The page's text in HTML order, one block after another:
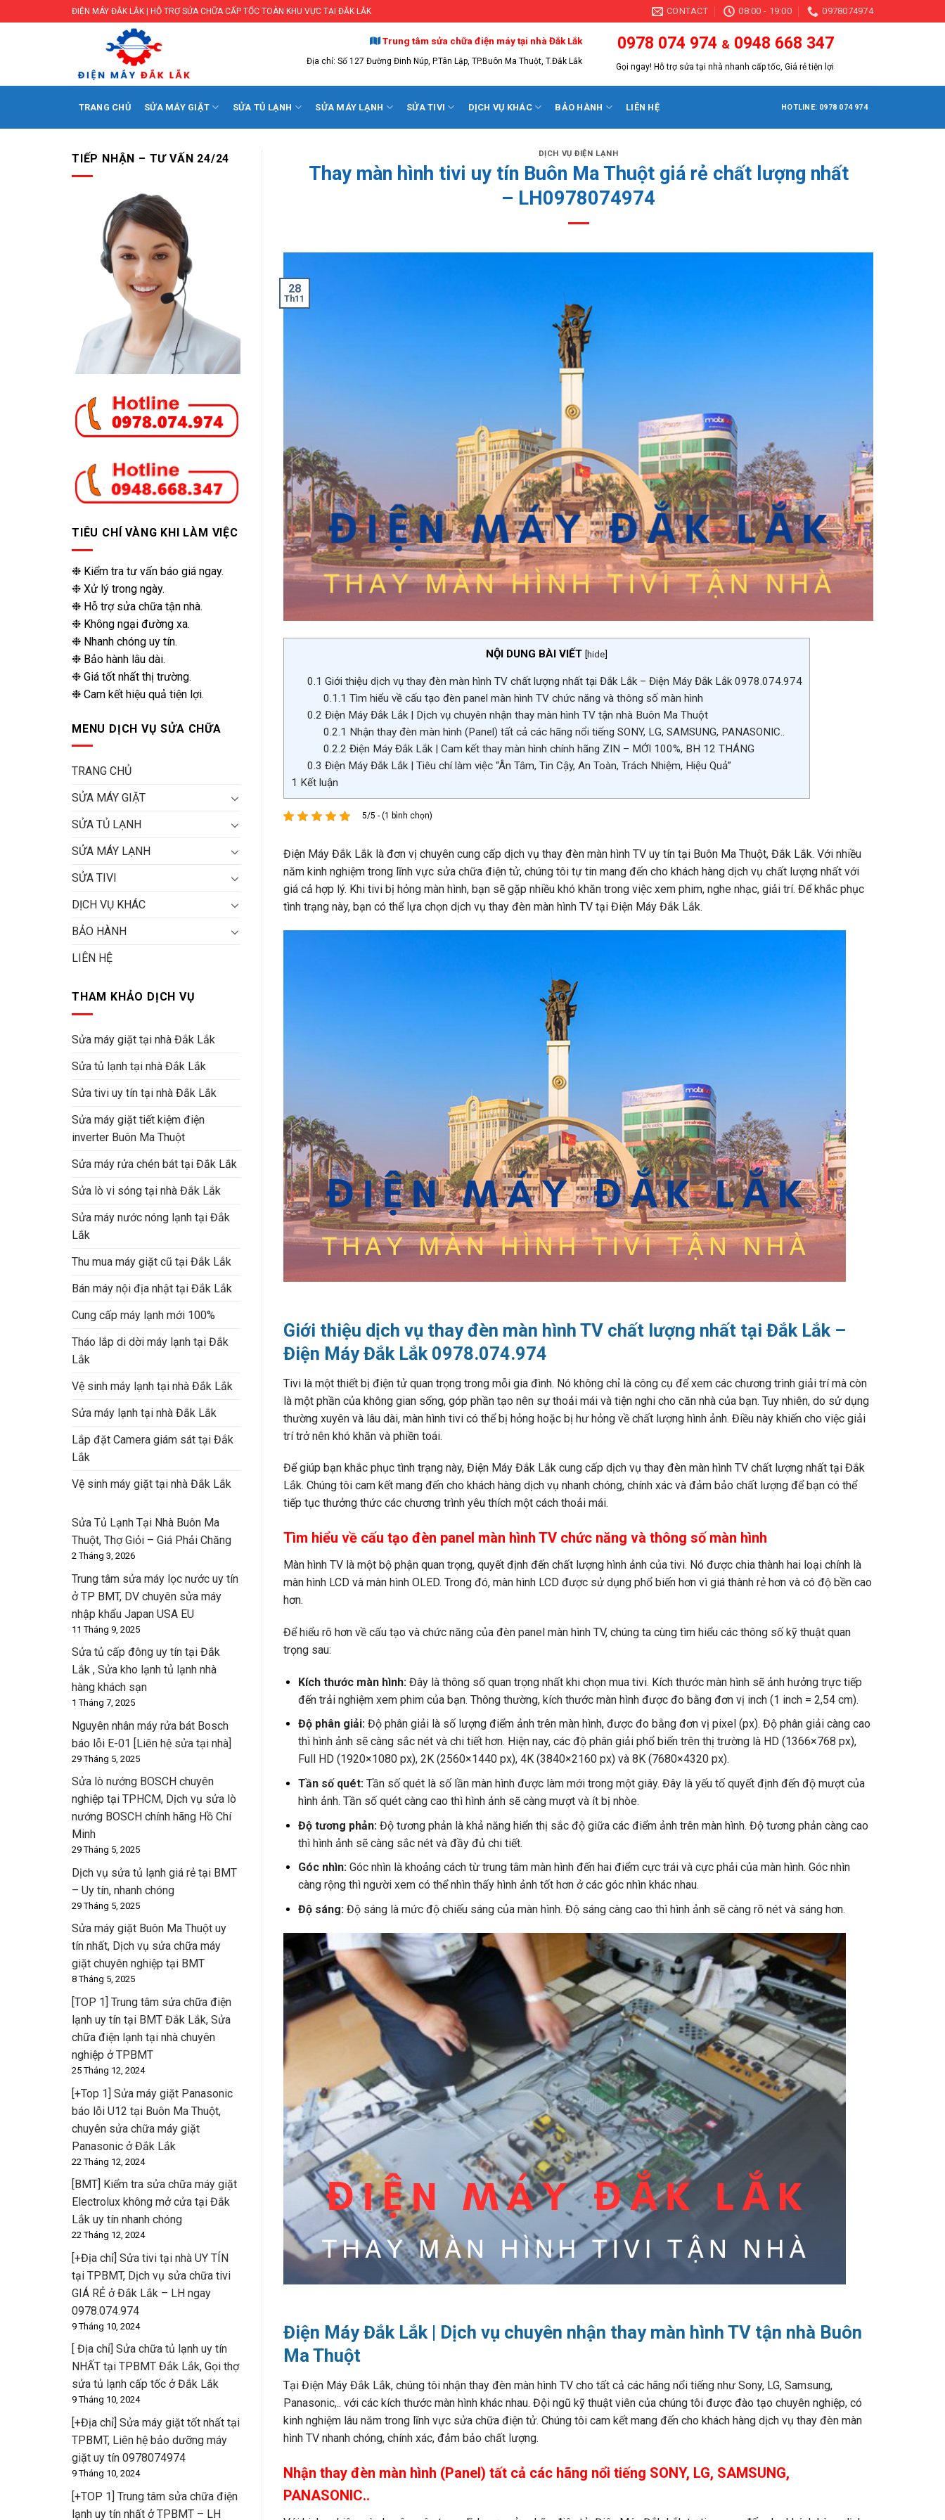
to
ĐIỆN MÁY ĐẮK LẮK | HỖ TRỢ SỬA CHỮA CẤP TỐC TOÀN KHU VỰC TẠI ĐẮK LẮK CONTACT 08:00 - 19:00 0978074974
Trung tâm sửa chữa điện máy tại nhà Đắk Lắk
Địa chỉ: Số 127 Đường Đinh Núp, P.Tân Lập, TP.Buôn Ma Thuột, T.Đắk Lắk
0978 074 974 & 0948 668 347
Gọi ngay! Hỗ trợ sửa tại nhà nhanh cấp tốc, Giá rẻ tiện lợi
TRANG CHỦ SỬA MÁY GIẶT SỬA TỦ LẠNH SỬA MÁY LẠNH SỬA TIVI DỊCH VỤ KHÁC BẢO HÀNH LIÊN HỆ HOTLINE: 0978 074 974
TIẾP NHẬN – TƯ VẤN 24/24
TIÊU CHÍ VÀNG KHI LÀM VIỆC
❉ Kiểm tra tư vấn báo giá ngay.
❉ Xử lý trong ngày.
❉ Hỗ trợ sửa chữa tận nhà.
❉ Không ngại đường xa.
❉ Nhanh chóng uy tín.
❉ Bảo hành lâu dài.
❉ Giá tốt nhất thị trường.
❉ Cam kết hiệu quả tiện lợi.
MENU DỊCH VỤ SỬA CHỮA
TRANG CHỦ
SỬA MÁY GIẶT
SỬA TỦ LẠNH
SỬA MÁY LẠNH
SỬA TIVI
DỊCH VỤ KHÁC
BẢO HÀNH
LIÊN HỆ
THAM KHẢO DỊCH VỤ
Sửa máy giặt tại nhà Đắk Lắk
Sửa tủ lạnh tại nhà Đắk Lắk
Sửa tivi uy tín tại nhà Đắk Lắk
Sửa máy giặt tiết kiệm điện
inverter Buôn Ma Thuột
Sửa máy rửa chén bát tại Đắk Lắk
Sửa lò vi sóng tại nhà Đắk Lắk
Sửa máy nước nóng lạnh tại Đắk
Lắk
Thu mua máy giặt cũ tại Đắk Lắk
Bán máy nội địa nhật tại Đắk Lắk
Cung cấp máy lạnh mới 100%
Tháo lắp di dời máy lạnh tại Đắk
Lắk
Vệ sinh máy lạnh tại nhà Đắk Lắk
Sửa máy lạnh tại nhà Đắk Lắk
Lắp đặt Camera giám sát tại Đắk
Lắk
Vệ sinh máy giặt tại nhà Đắk Lắk
Sửa Tủ Lạnh Tại Nhà Buôn Ma
Thuột, Thợ Giỏi – Giá Phải Chăng
2 Tháng 3, 2026
Trung tâm sửa máy lọc nước uy tín
ở TP BMT, DV chuyên sửa máy
nhập khẩu Japan USA EU
11 Tháng 9, 2025
Sửa tủ cấp đông uy tín tại Đắk
Lắk , Sửa kho lạnh tủ lạnh nhà
hàng khách sạn
1 Tháng 7, 2025
Nguyên nhân máy rửa bát Bosch
báo lỗi E-01 [Liên hệ sửa tại nhà]
29 Tháng 5, 2025
Sửa lò nướng BOSCH chuyên
nghiệp tại TPHCM, Dịch vụ sửa lò
nướng BOSCH chính hãng Hồ Chí
Minh
29 Tháng 5, 2025
Dịch vụ sửa tủ lạnh giá rẻ tại BMT
– Uy tín, nhanh chóng
29 Tháng 5, 2025
Sửa máy giặt Buôn Ma Thuột uy
tín nhất, Dịch vụ sửa chữa máy
giặt chuyên nghiệp tại BMT
8 Tháng 5, 2025
[TOP 1] Trung tâm sửa chữa điện
lạnh uy tín tại BMT Đắk Lắk, Sửa
chữa điện lạnh tại nhà chuyên
nghiệp ở TPBMT
25 Tháng 12, 2024
[+Top 1] Sửa máy giặt Panasonic
báo lỗi U12 tại Buôn Ma Thuột,
chuyên sửa chữa máy giặt
Panasonic ở Đắk Lắk
22 Tháng 12, 2024
[BMT] Kiểm tra sửa chữa máy giặt
Electrolux không mở cửa tại Đắk
Lắk uy tín nhanh chóng
22 Tháng 12, 2024
[+Địa chỉ] Sửa tivi tại nhà UY TÍN
tại TPBMT, Dịch vụ sửa chữa tivi
GIÁ RẺ ở Đắk Lắk – LH ngay
0978.074.974
9 Tháng 10, 2024
[ Địa chỉ] Sửa chữa tủ lạnh uy tín
NHẤT tại TPBMT Đắk Lắk, Gọi thợ
sửa tủ lạnh cấp tốc ở Đắk Lắk
9 Tháng 10, 2024
[+Địa chỉ] Sửa máy giặt tốt nhất tại
TPBMT, Liên hệ bảo dưỡng máy
giặt uy tín 0978074974
9 Tháng 10, 2024
[+TOP 1] Trung tâm sửa chữa điện
lạnh uy tín nhất ở TPBMT – LH
DỊCH VỤ ĐIỆN LẠNH
Thay màn hình tivi uy tín Buôn Ma Thuột giá rẻ chất lượng nhất
– LH0978074974
28
Th11
NỘI DUNG BÀI VIẾT [hide]
0.1 Giới thiệu dịch vụ thay đèn màn hình TV chất lượng nhất tại Đắk Lắk – Điện Máy Đắk Lắk 0978.074.974
0.1.1 Tìm hiểu về cấu tạo đèn panel màn hình TV chức năng và thông số màn hình
0.2 Điện Máy Đắk Lắk | Dịch vụ chuyên nhận thay màn hình TV tận nhà Buôn Ma Thuột
0.2.1 Nhận thay đèn màn hình (Panel) tất cả các hãng nổi tiếng SONY, LG, SAMSUNG, PANASONIC..
0.2.2 Điện Máy Đắk Lắk | Cam kết thay màn hình chính hãng ZIN – MỚI 100%, BH 12 THÁNG
0.3 Điện Máy Đắk Lắk | Tiêu chí làm việc “Ân Tâm, Tin Cậy, An Toàn, Trách Nhiệm, Hiệu Quả”
1 Kết luận
5/5 - (1 bình chọn)
Điện Máy Đắk Lắk là đơn vị chuyên cung cấp dịch vụ thay đèn màn hình TV uy tín tại Buôn Ma Thuột, Đắk Lắk. Với nhiều
năm kinh nghiệm trong lĩnh vực sửa chữa điện tử, chúng tôi tự tin mang đến cho khách hàng dịch vụ chất lượng nhất với
giá cả hợp lý. Khi tivi bị hỏng màn hình, bạn sẽ gặp nhiều khó khăn trong việc xem phim, nghe nhạc, giải trí. Để khắc phục
tình trạng này, bạn có thể lựa chọn dịch vụ thay đèn màn hình TV tại Điện Máy Đắk Lắk.
Giới thiệu dịch vụ thay đèn màn hình TV chất lượng nhất tại Đắk Lắk –
Điện Máy Đắk Lắk 0978.074.974
Tivi là một thiết bị điện tử quan trọng trong mỗi gia đình. Nó không chỉ là công cụ để xem các chương trình giải trí mà còn
là một phần của không gian sống, góp phần tạo nên sự thoải mái và tiện nghi cho căn nhà của bạn. Tuy nhiên, do sử dụng
thường xuyên và lâu dài, màn hình tivi có thể bị hỏng hoặc bị hư hỏng về chất lượng hình ảnh. Điều này khiến cho việc giải
trí trở nên khó khăn và phiền toái.
Để giúp bạn khắc phục tình trạng này, Điện Máy Đắk Lắk cung cấp dịch vụ thay đèn màn hình TV chất lượng nhất tại Đắk
Lắk. Chúng tôi cam kết mang đến cho khách hàng dịch vụ nhanh chóng, chính xác và đảm bảo chất lượng để bạn có thể
tiếp tục thưởng thức các chương trình yêu thích một cách thoải mái.
Tìm hiểu về cấu tạo đèn panel màn hình TV chức năng và thông số màn hình
Màn hình TV là một bộ phận quan trọng, quyết định đến chất lượng hình ảnh của tivi. Nó được chia thành hai loại chính là
màn hình LCD và màn hình OLED. Trong đó, màn hình LCD được sử dụng phổ biến hơn vì giá thành rẻ hơn và có độ bền cao
hơn.
Để hiểu rõ hơn về cấu tạo và chức năng của đèn panel màn hình TV, chúng ta cùng tìm hiểu các thông số kỹ thuật quan
trọng sau:
Kích thước màn hình:Đây là thông số quan trọng nhất khi chọn mua tivi. Kích thước màn hình sẽ ảnh hưởng trực tiếp
đến trải nghiệm xem phim của bạn. Thông thường, kích thước màn hình được đo bằng đơn vị inch (1 inch = 2,54 cm).
Độ phân giải:Độ phân giải là số lượng điểm ảnh trên màn hình, được đo bằng đơn vị pixel (px). Độ phân giải càng cao
thì hình ảnh sẽ càng sắc nét và chi tiết hơn. Hiện nay, các độ phân giải phổ biến trên thị trường là HD (1366×768 px),
Full HD (1920×1080 px), 2K (2560×1440 px), 4K (3840×2160 px) và 8K (7680×4320 px).
Tần số quét:Tần số quét là số lần màn hình được làm mới trong một giây. Đây là yếu tố quyết định đến độ mượt của
hình ảnh. Tần số quét càng cao thì hình ảnh sẽ càng mượt và ít bị nhòe.
Độ tương phản:Độ tương phản là khả năng hiển thị sắc độ giữa các điểm ảnh trên màn hình. Độ tương phản càng cao
thì hình ảnh sẽ càng sắc nét và đầy đủ chi tiết.
Góc nhìn:Góc nhìn là khoảng cách từ trung tâm màn hình đến hai điểm cực trái và cực phải của màn hình. Góc nhìn
càng rộng thì người xem có thể nhìn thấy hình ảnh tốt hơn ở các góc nhìn khác nhau.
Độ sáng:Độ sáng là mức độ chiếu sáng của màn hình. Độ sáng càng cao thì hình ảnh sẽ càng rõ nét và sáng hơn.
Điện Máy Đắk Lắk | Dịch vụ chuyên nhận thay màn hình TV tận nhà Buôn
Ma Thuột
Tại Điện Máy Đắk Lắk, chúng tôi nhận thay đèn màn hình TV cho tất cả các hãng nổi tiếng như Sony, LG, Samsung,
Panasonic,.. với các kích thước màn hình khác nhau. Đội ngũ kỹ thuật viên của chúng tôi được đào tạo chuyên nghiệp, có
kinh nghiệm lâu năm trong lĩnh vực sửa chữa điện tử. Chúng tôi cam kết mang đến cho khách hàng dịch vụ thay đèn màn
hình TV nhanh chóng, chính xác, đảm bảo chất lượng.
Nhận thay đèn màn hình (Panel) tất cả các hãng nổi tiếng SONY, LG, SAMSUNG,
PANASONIC..